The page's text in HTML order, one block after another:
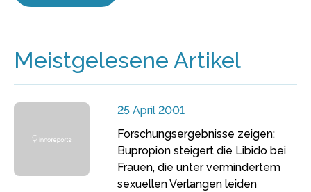
Meistgelesene Artikel
25 April 2001
Forschungsergebnisse zeigen:
Bupropion steigert die Libido bei
Frauen, die unter vermindertem
sexuellen Verlangen leiden